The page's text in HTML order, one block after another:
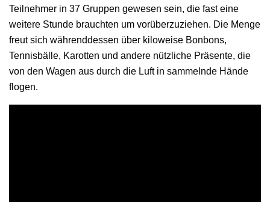
Teilnehmer in 37 Gruppen gewesen sein, die fast eine
weitere Stunde brauchten um vorüberzuziehen. Die Menge
freut sich währenddessen über kiloweise Bonbons,
Tennisbälle, Karotten und andere nützliche Präsente, die
von den Wagen aus durch die Luft in sammelnde Hände
flogen.